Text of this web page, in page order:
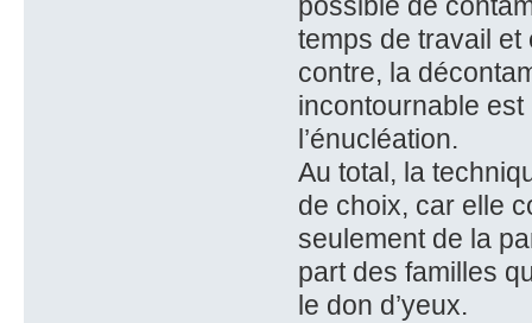
temps de travail et
contre, la
incontournable
l’énucléation.
Au total, la
de choix, car elle
seulement de la
part des familles
le don d’yeux.